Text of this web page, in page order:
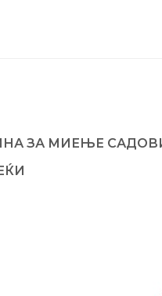
ЗА МИЕЊЕ